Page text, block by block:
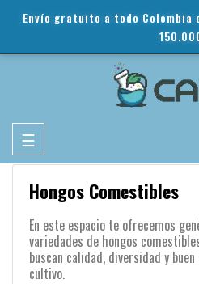
Envío gratuito a todo Colombia
Toggle
navigation
☰
Hongos Comestibles
En este espacio te ofrecemos
variedades de hongos
buscan calidad, diversidad y buen
cultivo.